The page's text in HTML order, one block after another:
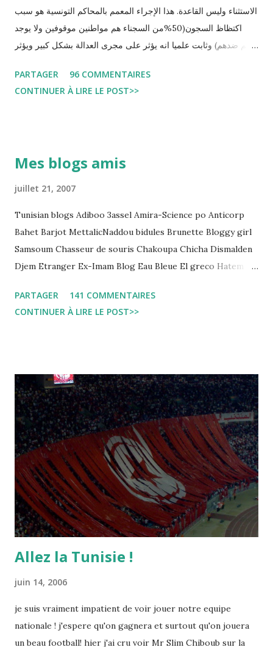
الاستثناء وليس القاعدة. هذا الإجراء المعمم بالمحاكم التونسية هو سبب
اكتظاظ السجون(50%من السجناء هم مواطنين موقوفين ولا يوجد
حكم ضدهم) وثابت علميا انه يؤثر على مجرى العدالة بشكل كبير ويؤثر
التي قضاها تحفظيا . هذه الممارسات تسبب كوارث اجتماعية واقتصادية
و تجعل المواطن يحقد على المنظومة القضائية و يحس بالظلم و القهر
regard des Lignes directrices Luanda"
PARTAGER
96 COMMENTAIRES
CONTINUER À LIRE LE POST>>
Mes blogs amis
juillet 21, 2007
Tunisian blogs Adiboo 3assel Amira-Science po Anticorp
Bahet Barjot MettalicNaddou bidules Brunette Bloggy girl
Samsoum Chasseur de souris Chakoupa Chicha Dismalden
Djem Etranger Ex-Imam Blog Eau Bleue El greco Hatem
Leila fi amarikia Little Sarah American girl Massir mots a
dire Mouch ex Mazzika Tun...
PARTAGER
141 COMMENTAIRES
CONTINUER À LIRE LE POST>>
Allez la Tunisie !
juin 14, 2006
je suis vraiment impatient de voir jouer notre equipe
nationale ! j'espere qu'on gagnera et surtout qu'on jouera
un beau football! hier j'ai cru voir Mr Slim Chiboub sur la